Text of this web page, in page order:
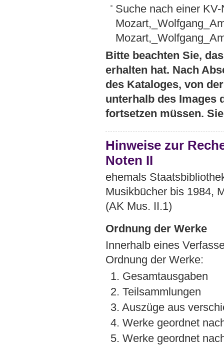
Suche nach einer
Bitte beachten Sie,
erhalten hat. Nach
des Kataloges, von
unterhalb des Images
fortsetzen müssen.
Hinweise zur
Noten II
ehemals
Musikbücher bis 1984,
(AK Mus. II.1)
Ordnung der Werke
Innerhalb eines
Ordnung der Werke:
1. Gesamtausgaben
2. Teilsammlungen
3. Auszüge aus
4. Werke geordnet
5. Werke geordnet